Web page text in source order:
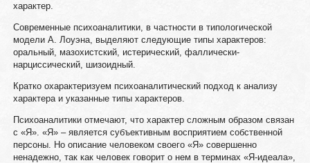
характер.
Современные психоаналитики, в частности в типологической
модели А. Лоуэна, выделяют следующие типы характеров:
оральный, мазохистский, истерический, фаллически-
нарциссический, шизоидный.
Кратко охарактеризуем психоаналитический подход к анализу
характера и указанные типы характеров.
Психоаналитики отмечают, что характер сложным образом связан
с «Я». «Я» – является субъективным восприятием собственной
персоны. Но описание человеком своего «Я» совершенно
ненадежно, так как человек говорит о нем в терминах «Я-идеала»,